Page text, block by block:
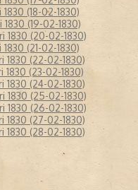
(18-02-1830)
(19-02-1830)
(20-02-1830)
(21-02-1830)
(22-02-1830)
(23-02-1830)
(24-02-1830)
(25-02-1830)
(26-02-1830)
(27-02-1830)
(28-02-1830)